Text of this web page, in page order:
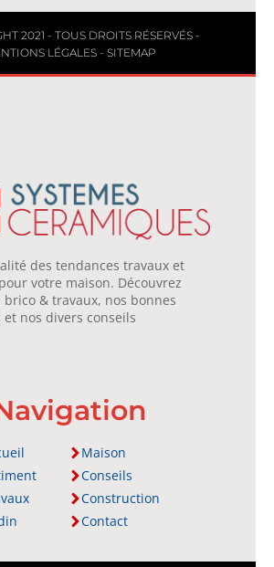
2021 - TOUS DROITS RÉSERVÉS -
LÉGALES- SITEMAP
des tendances travaux et
votre maison. Découvrez
brico & travaux, nos bonnes
et nos divers conseils
Maison
Conseils
Construction
Contact